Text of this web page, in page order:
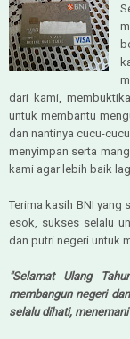
dari kami,
untuk membantu
dan nantinya cucu-
menyimpan serta
kami agar lebih baik
Terima kasih BNI yang
esok, sukses selalu
dan putri negeri untuk
"Selamat Ulang
membangun negeri
selalu dihati,